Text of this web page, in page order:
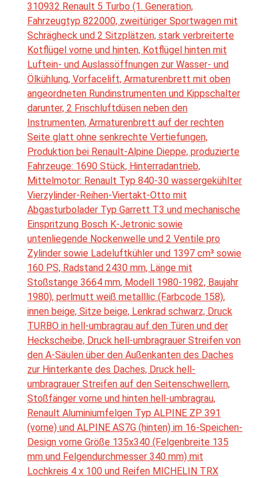
310932 Renault 5 Turbo (1. Generation,
Fahrzeugtyp 822000, zweitüriger Sportwagen mit
Schrägheck und 2 Sitzplätzen, stark verbreiterte
Kotflügel vorne und hinten, Kotflügel hinten mit
Luftein- und Auslassöffnungen zur Wasser- und
Ölkühlung, Vorfacelift, Armaturenbrett mit oben
angeordneten Rundinstrumenten und Kippschalter
darunter, 2 Frischluftdüsen neben den
Instrumenten, Armaturenbrett auf der rechten
Seite glatt ohne senkrechte Vertiefungen,
Produktion bei Renault-Alpine Dieppe, produzierte
Fahrzeuge: 1690 Stück, Hinterradantrieb,
Mittelmotor: Renault Typ 840-30 wassergekühlter
Vierzylinder-Reihen-Viertakt-Otto mit
Abgasturbolader Typ Garrett T3 und mechanische
Einspritzung Bosch K-Jetronic sowie
untenliegende Nockenwelle und 2 Ventile pro
Zylinder sowie Ladeluftkühler und 1397 cm³ sowie
160 PS, Radstand 2430 mm, Länge mit
Stoßstange 3664 mm, Modell 1980-1982, Baujahr
1980), perlmutt weiß metalllic (Farbcode 158),
innen beige, Sitze beige, Lenkrad schwarz, Druck
TURBO in hell-umbragrau auf den Türen und der
Heckscheibe, Druck hell-umbragrauer Streifen von
den A-Säulen über den Außenkanten des Daches
zur Hinterkante des Daches, Druck hell-
umbragrauer Streifen auf den Seitenschwellern,
Stoßfänger vorne und hinten hell-umbragrau,
Renault Aluminiumfelgen Typ ALPINE ZP 391
(vorne) und ALPINE AS7G (hinten) im 16-Speichen-
Design vorne Größe 135x340 (Felgenbreite 135
mm und Felgendurchmesser 340 mm) mit
Lochkreis 4 x 100 und Reifen MICHELIN TRX